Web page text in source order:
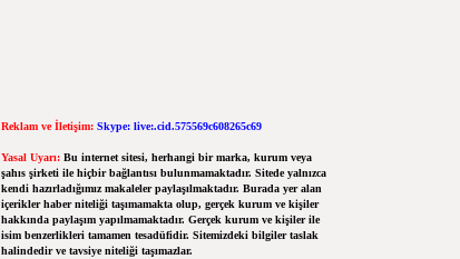
Reklam ve İletişim: Skype: live:.cid.575569c608265c69
Yasal Uyarı: Bu internet sitesi, herhangi bir marka, kurum veya
şahıs şirketi ile hiçbir bağlantısı bulunmamaktadır. Sitede yalnızca
kendi hazırladığımız makaleler paylaşılmaktadır. Burada yer alan
içerikler haber niteliği taşımamakta olup, gerçek kurum ve kişiler
hakkında paylaşım yapılmamaktadır. Gerçek kurum ve kişiler ile
isim benzerlikleri tamamen tesadüfidir. Sitemizdeki bilgiler taslak
halindedir ve tavsiye niteliği taşımazlar.